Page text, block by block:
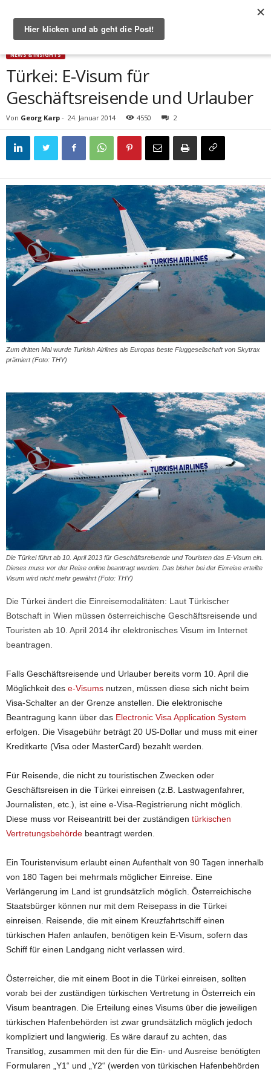
Start News & Insights Türkei: E-Visum für Geschäftsreisende und Urlauber
NEWS & INSIGHTS
Türkei: E-Visum für
Geschäftsreisende und Urlauber
Von Georg Karp - 24. Januar 2014 4550 2
Zum dritten Mal wurde Turkish Airlines als Europas beste Fluggesellschaft von Skytrax
prämiert (Foto: THY)
Die Türkei führt ab 10. April 2013 für Geschäftsreisende und Touristen das E-Visum ein.
Dieses muss vor der Reise online beantragt werden. Das bisher bei der Einreise erteilte
Visum wird nicht mehr gewährt (Foto: THY)
Die Türkei ändert die Einreisemodalitäten: Laut Türkischer
Botschaft in Wien müssen österreichische Geschäftsreisende und
Touristen ab 10. April 2014 ihr elektronisches Visum im Internet
beantragen.
Falls Geschäftsreisende und Urlauber bereits vorm 10. April die
Möglichkeit des e-Visums nutzen, müssen diese sich nicht beim
Visa-Schalter an der Grenze anstellen. Die elektronische
Beantragung kann über das Electronic Visa Application System
erfolgen. Die Visagebühr beträgt 20 US-Dollar und muss mit einer
Kreditkarte (Visa oder MasterCard) bezahlt werden.
Für Reisende, die nicht zu touristischen Zwecken oder
Geschäftsreisen in die Türkei einreisen (z.B. Lastwagenfahrer,
Journalisten, etc.), ist eine e-Visa-Registrierung nicht möglich.
Diese muss vor Reiseantritt bei der zuständigen türkischen
Vertretungsbehörde beantragt werden.
Ein Touristenvisum erlaubt einen Aufenthalt von 90 Tagen innerhalb
von 180 Tagen bei mehrmals möglicher Einreise. Eine
Verlängerung im Land ist grundsätzlich möglich. Österreichische
Staatsbürger können nur mit dem Reisepass in die Türkei
einreisen. Reisende, die mit einem Kreuzfahrtschiff einen
türkischen Hafen anlaufen, benötigen kein E-Visum, sofern das
Schiff für einen Landgang nicht verlassen wird.
Österreicher, die mit einem Boot in die Türkei einreisen, sollten
vorab bei der zuständigen türkischen Vertretung in Österreich ein
Visum beantragen. Die Erteilung eines Visums über die jeweiligen
türkischen Hafenbehörden ist zwar grundsätzlich möglich jedoch
kompliziert und langwierig. Es wäre darauf zu achten, das
Transitlog, zusammen mit den für die Ein- und Ausreise benötigten
Formularen „Y1“ und „Y2“ (werden von türkischen Hafenbehörden